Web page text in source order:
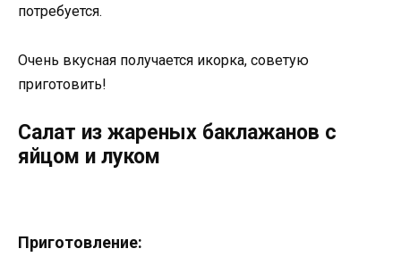
потребуется.
Очень вкусная получается икорка, советую
приготовить!
Салат из жареных баклажанов с
яйцом и луком
Приготовление: